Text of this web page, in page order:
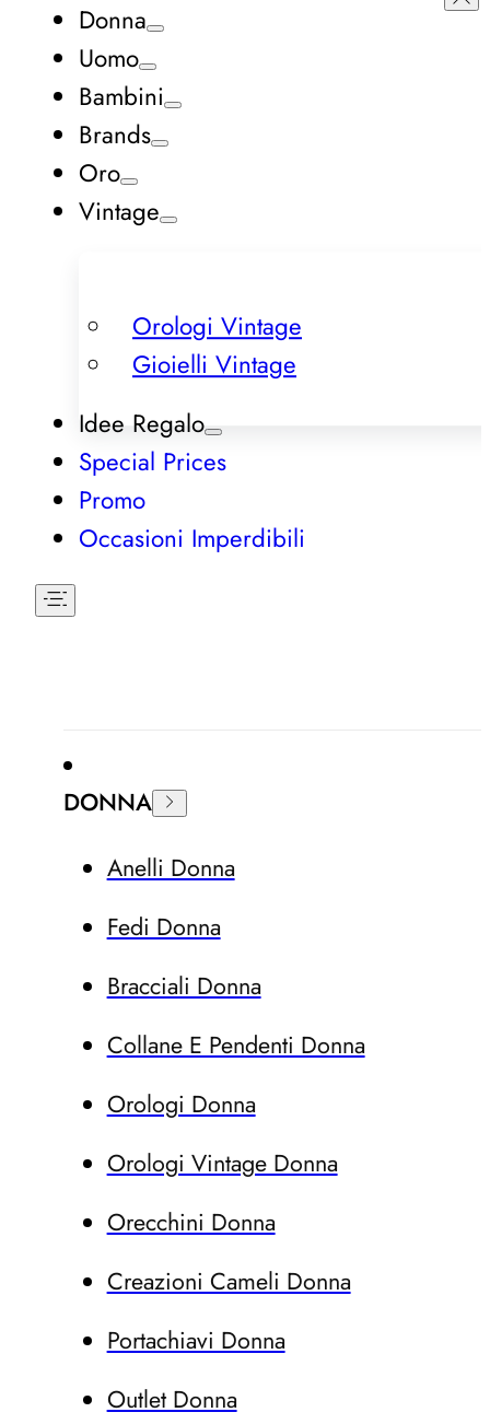
Donna
Uomo
Bambini
Brands
Oro
Vintage
Orologi Vintage
Gioielli Vintage
Idee Regalo
Special Prices
Promo
Occasioni Imperdibili
DONNA
Anelli Donna
Fedi Donna
Bracciali Donna
Collane E Pendenti Donna
Orologi Donna
Orologi Vintage Donna
Orecchini Donna
Creazioni Cameli Donna
Portachiavi Donna
Outlet Donna